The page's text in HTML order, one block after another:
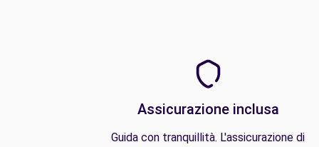
Assicurazione inclusa
Guida con tranquillità. L'assicurazione di